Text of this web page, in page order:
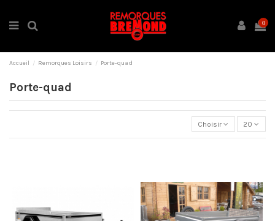
0
Accueil Remorques Loisirs Porte-quad
Porte-quad
Choisir 20